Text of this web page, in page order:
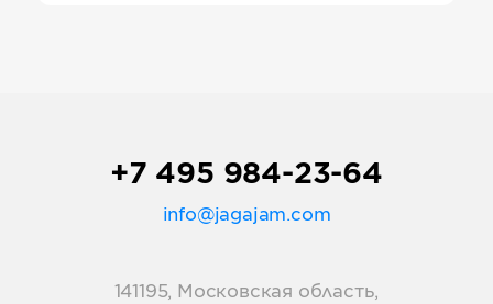
+7 495 984-23-64
info@jagajam.com
141195, Московская область,